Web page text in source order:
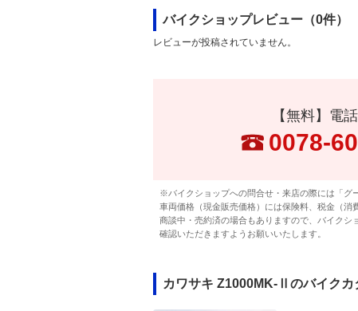
バイクショップレビュー（0件）
レビューが投稿されていません。
【無料】電
0078-
※バイクショップへの問合せ・来店の際には「グ
車両価格（現金販売価格）には保険料、税金（消
商談中・売約済の場合もありますので、バイク
確認いただきますようお願いいたします。
カワサキ Z1000MK-Ⅱのバイクカ